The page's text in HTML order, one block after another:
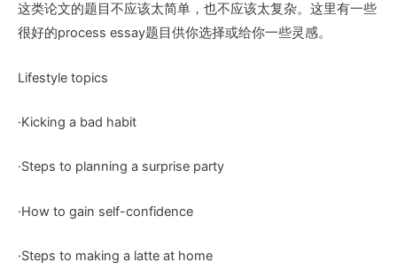
这类论文的题目不应该太简单，也不应该太复杂。这里有一些
很好的process essay题目供你选择或给你一些灵感。
Lifestyle topics
·Kicking a bad habit
·Steps to planning a surprise party
·How to gain self-confidence
·Steps to making a latte at home